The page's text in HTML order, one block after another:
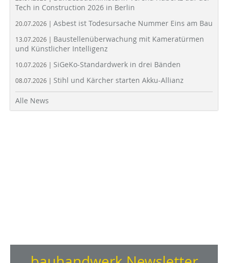
Tech in Construction 2026 in Berlin
20.07.2026 | Asbest ist Todesursache Nummer Eins am Bau
13.07.2026 | Baustellenüberwachung mit Kameratürmen
und Künstlicher Intelligenz
10.07.2026 | SiGeKo-Standardwerk in drei Bänden
08.07.2026 | Stihl und Kärcher starten Akku-Allianz
Alle News